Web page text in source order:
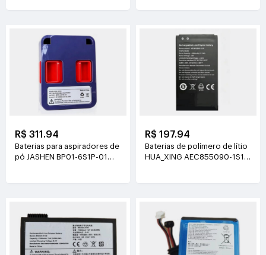
R$ 311.94
Baterias para aspiradores de
pó JASHEN BP01-6S1P-01
R$ 197.94
Baterias de polímero de lítio
HUA_XING AEC855090-1S1P